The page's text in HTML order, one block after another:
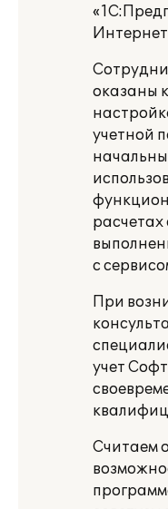
оказаны
учетной
расчетах
с
При
учет
Считаем